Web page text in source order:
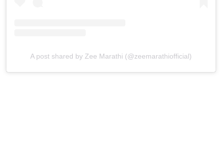
A post shared by Zee Marathi (@zeemarathiofficial)